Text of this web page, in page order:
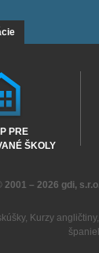
PRE
ŠKOLY
– 2026 gdi,
, Kurzy angličtiny,